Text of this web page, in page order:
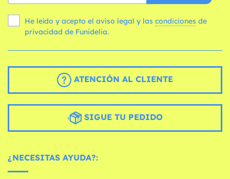
He leído y acepto el aviso legal y las condiciones
privacidad de Funidelia.
ATENCIÓN AL CLIENTE
SIGUE TU PEDIDO
¿NECESITAS AYUDA?: